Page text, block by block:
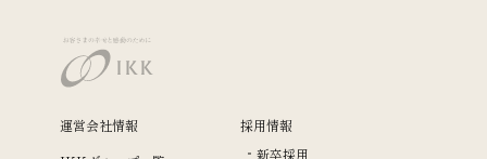
運営会社情報
採用情報
新卒採用